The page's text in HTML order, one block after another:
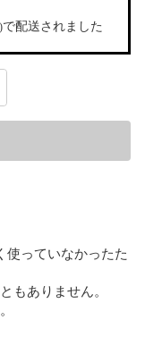
で配送されました
使っていなかったた
もありません。